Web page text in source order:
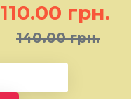
110.00 грн.
140.00 грн.